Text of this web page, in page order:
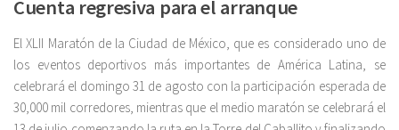
Cuenta regresiva para el arranque
El XLII Maratón de la Ciudad de México, que es considerado uno de
los eventos deportivos más importantes de América Latina, se
celebrará el domingo 31 de agosto con la participación esperada de
30,000 mil corredores, mientras que el medio maratón se celebrará el